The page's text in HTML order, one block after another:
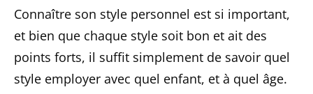
Connaître son style personnel est si important,
et bien que chaque style soit bon et ait des
points forts, il suffit simplement de savoir quel
style employer avec quel enfant, et à quel âge.